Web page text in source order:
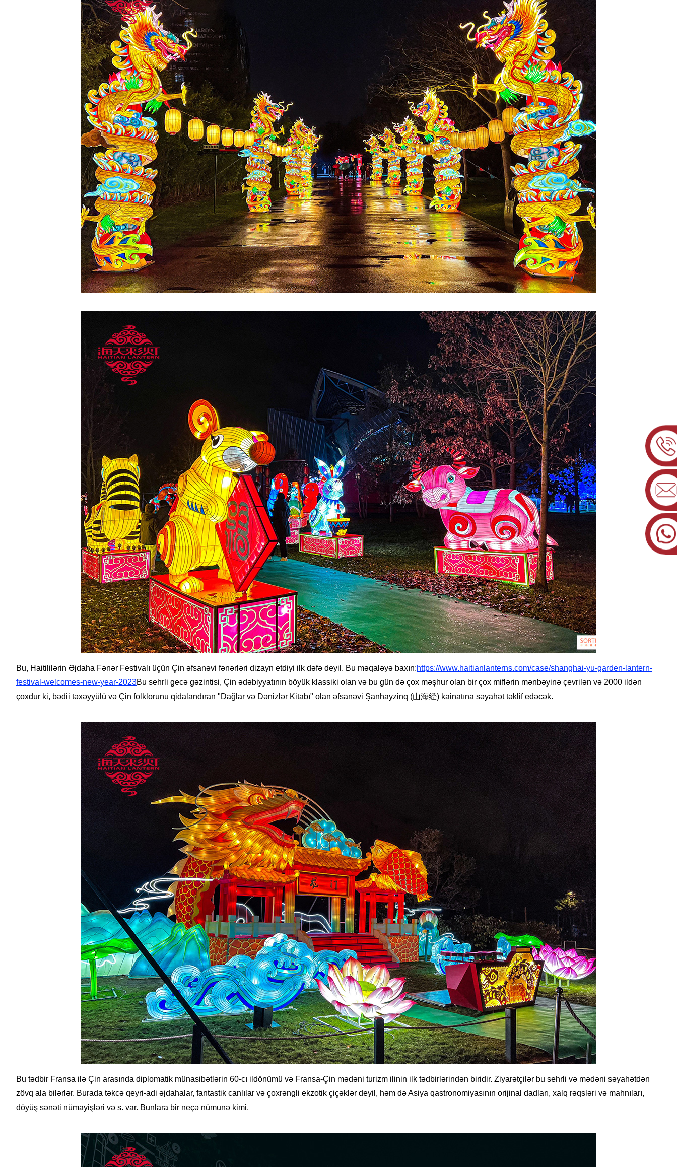
Bu, Haitililərin Əjdaha Fənər Festivalı üçün Çin əfsanəvi fənərləri dizayn etdiyi ilk dəfə deyil. Bu məqaləyə baxın:https://www.haitianlanterns.com/case/shanghai-yu-garden-lantern-
festival-welcomes-new-year-2023Bu sehrli gecə gəzintisi, Çin ədəbiyyatının böyük klassiki olan və bu gün də çox məşhur olan bir çox miflərin mənbəyinə çevrilən və 2000 ildən
çoxdur ki, bədii təxəyyülü və Çin folklorunu qidalandıran "Dağlar və Dənizlər Kitabı" olan əfsanəvi Şanhayzinq (山海经) kainatına səyahət təklif edəcək.
Bu tədbir Fransa ilə Çin arasında diplomatik münasibətlərin 60-cı ildönümü və Fransa-Çin mədəni turizm ilinin ilk tədbirlərindən biridir. Ziyarətçilər bu sehrli və mədəni səyahətdən
zövq ala bilərlər. Burada təkcə qeyri-adi əjdahalar, fantastik canlılar və çoxrəngli ekzotik çiçəklər deyil, həm də Asiya qastronomiyasının orijinal dadları, xalq rəqsləri və mahnıları,
döyüş sənəti nümayişləri və s. var. Bunlara bir neçə nümunə kimi.